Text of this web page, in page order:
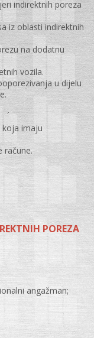
indirektnih poreza
iz oblasti indirektnih
na dodatnu
vozila.
u dijelu
koja imaju
račune.
POREZA
angažman;